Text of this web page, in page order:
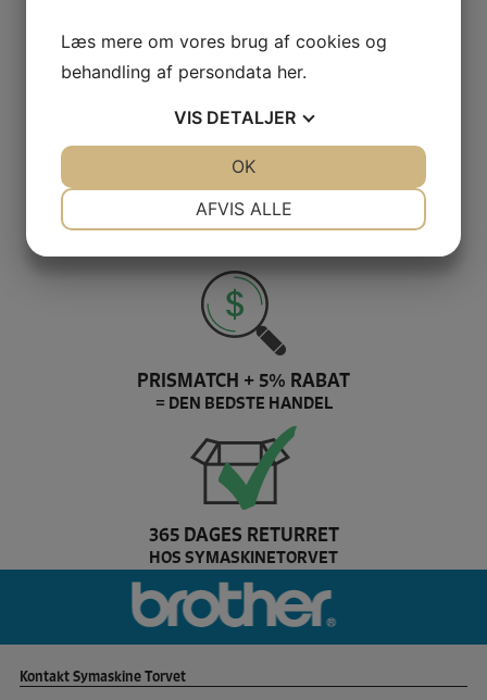
GRATIS LEVERING VED 399,-
100% SIKKER BETALING
PRISMATCH + 5% RABAT
= DEN BEDSTE HANDEL
365 DAGES RETURRET
HOS SYMASKINETORVET
Dette er Bernina brands slider logo
Kontakt Symaskine Torvet
Læs mere om vores brug af cookies og
behandling af persondata her.
VIS DETALJER
AFVIS ALLE
OK